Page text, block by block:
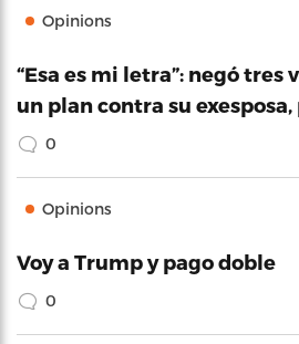
Opinions
“Esa es mi letra”: negó tres
un plan contra su
0
Opinions
Voy a Trump y pago doble
0